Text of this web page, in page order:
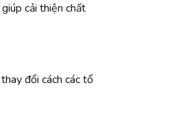
cải thiện chất
đổi cách các tổ